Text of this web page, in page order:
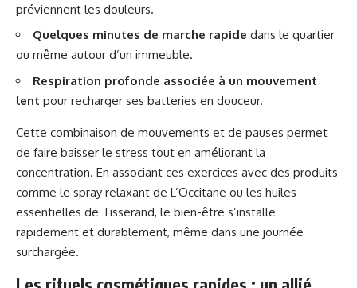
préviennent les douleurs.
Quelques minutes de marche rapide dans le quartier
ou même autour d’un immeuble.
Respiration profonde associée à un mouvement
lent pour recharger ses batteries en douceur.
Cette combinaison de mouvements et de pauses permet
de faire baisser le stress tout en améliorant la
concentration. En associant ces exercices avec des produits
comme le spray relaxant de L’Occitane ou les huiles
essentielles de Tisserand, le bien-être s’installe
rapidement et durablement, même dans une journée
surchargée.